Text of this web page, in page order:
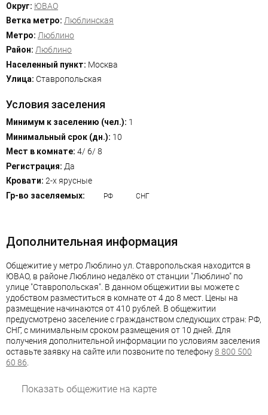
Округ: ЮВАО
Ветка метро: Люблинская
Метро: Люблино
Район: Люблино
Населенный пункт: Москва
Улица: Ставропольская
Условия заселения
Минимум к заселению (чел.): 1
Минимальный срок (дн.): 10
Мест в комнате: 4/ 6/ 8
Регистрация: Да
Кровати: 2-х ярусные
Гр-во заселяемых:
РФ СНГ
Дополнительная информация
Общежитие у метро Люблино ул. Ставропольская находится в
ЮВАО, в районе Люблино недалёко от станции "Люблино" по
улице "Ставропольская". В данном общежитии вы можете с
удобством разместиться в комнате от 4 до 8 мест. Цены на
размещение начинаются от 410 рублей. В общежитии
предусмотрено заселение с гражданством следующих стран: РФ,
СНГ, с минимальным сроком размещения от 10 дней. Для
получения дополнительной информации по условиям заселения
оставьте заявку на сайте или позвоните по телефону8 800 500
60 86
Показать общежитие на карте